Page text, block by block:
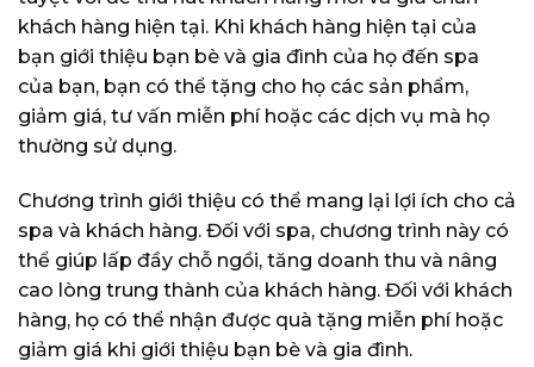
khách hàng hiện tại. Khi khách hàng hiện tại của
bạn giới thiệu bạn bè và gia đình của họ đến spa
của bạn, bạn có thể tặng cho họ các sản phẩm,
giảm giá, tư vấn miễn phí hoặc các dịch vụ mà họ
thường sử dụng.
Chương trình giới thiệu có thể mang lại lợi ích cho cả
spa và khách hàng. Đối với spa, chương trình này có
thể giúp lấp đầy chỗ ngồi, tăng doanh thu và nâng
cao lòng trung thành của khách hàng. Đối với khách
hàng, họ có thể nhận được quà tặng miễn phí hoặc
giảm giá khi giới thiệu bạn bè và gia đình.